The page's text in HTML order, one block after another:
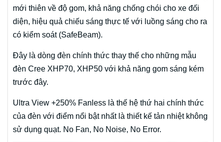
mới thiên về độ gom, khả năng chống chói cho xe đối
diện, hiệu quả chiếu sáng thực tế với luồng sáng cho ra
có kiểm soát (SafeBeam).
Đây là dòng đèn chính thức thay thế cho những mẫu
đèn Cree XHP70, XHP50 với khả năng gom sáng kém
trước đây.
Ultra View +250% Fanless là thế hệ thứ hai chính thức
của đèn với điểm nổi bật nhất là thiết kế tản nhiệt không
sử dụng quạt. No Fan, No Noise, No Error.